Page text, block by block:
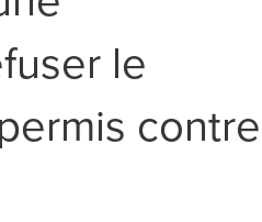
le
contre